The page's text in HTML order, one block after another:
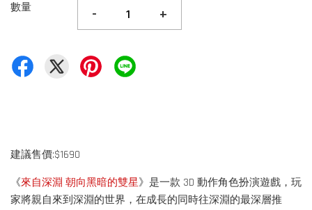
數量 - +
建議售價:$1690
《來自深淵 朝向黑暗的雙星》是一款 3D 動作角色扮演遊戲，玩
家將親自來到深淵的世界，在成長的同時往深淵的最深層推